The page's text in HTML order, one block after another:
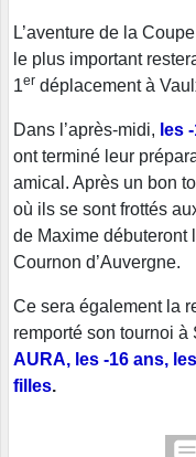
L’aventure de la
le plus important
1er déplacement à
Dans l’après-midi, les
ont terminé leur
amical. Après un bon
où ils se sont frottés
de Maxime débuteront
Cournon d’Auvergne.
Ce sera également la
remporté son tournoi
AURA, les -16 ans,
filles.